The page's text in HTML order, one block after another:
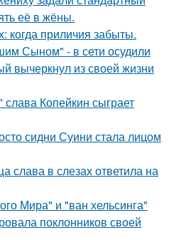
её в жёны.
когда приличия забыты.
Сыном" - в сети осудили
вычеркнул из своей жизни
Копейкин сыграет
сидни Суини стала лицом
слава в слезах ответила на
Мира" и "ван хельсинга"
поклонников своей